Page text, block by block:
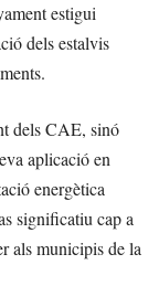
estigui
dels estalvis
dels CAE, sinó
aplicació en
energètica
significatiu cap a
als municipis de la